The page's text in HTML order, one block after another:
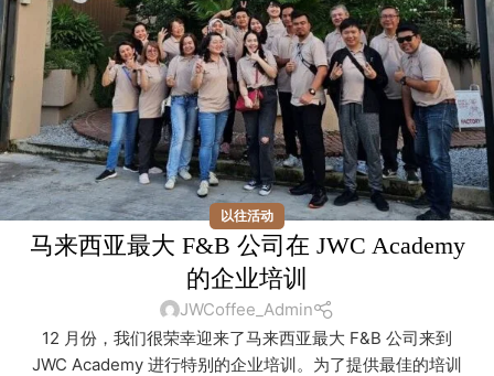
以往活动
马来西亚最大 F&B 公司在 JWC Academy
的企业培训
JWCoffee_Admin
12 月份，我们很荣幸迎来了马来西亚最大 F&B 公司来到
JWC Academy 进行特别的企业培训。为了提供最佳的培训